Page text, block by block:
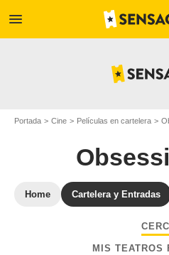
menu
Portada Cine Películas en cartelera
Home Cartelera y Entradas
MIS TEATROS